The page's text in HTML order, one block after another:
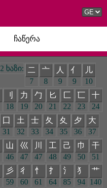
ჩაწერა
2 ხაზი:
二
7
亠
8
人
9
亻
9
儿
10
刂
18
力
19
勹
20
匕
21
匚
22
匸
23
十
24
囗
31
土
32
士
33
夂
34
夊
35
夕
36
大
37
山
46
巛
47
川
47
工
48
己
49
巾
50
干
51
彡
59
彳
60
忄
61
扌
64
氵
85
犭
94
艹
140